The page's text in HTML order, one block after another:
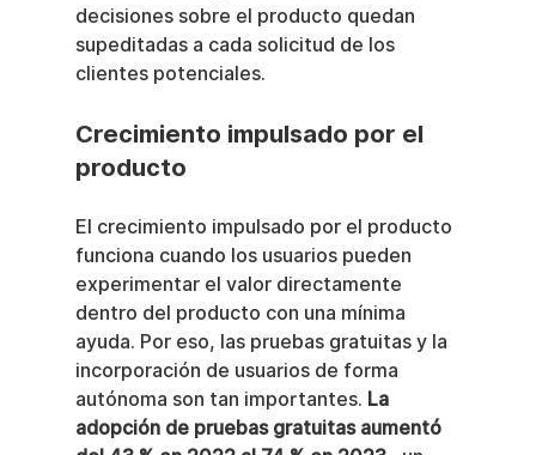
decisiones sobre el producto quedan
supeditadas a cada solicitud de los
clientes potenciales.
Crecimiento impulsado por el
producto
El crecimiento impulsado por el producto
funciona cuando los usuarios pueden
experimentar el valor directamente
dentro del producto con una mínima
ayuda. Por eso, las pruebas gratuitas y la
incorporación de usuarios de forma
autónoma son tan importantes. La
adopción de pruebas gratuitas aumentó